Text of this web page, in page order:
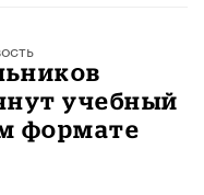
учебный
формате